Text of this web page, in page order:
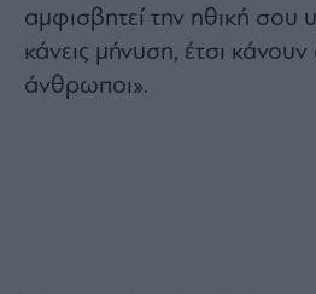
αμφισβητεί την ηθική σου
κάνεις μήνυση, έτσι κάνουν
άνθρωποι».